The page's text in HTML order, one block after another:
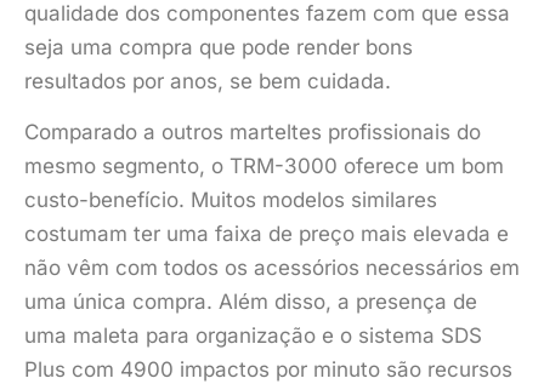
qualidade dos componentes fazem com que essa
seja uma compra que pode render bons
resultados por anos, se bem cuidada.
Comparado a outros marteltes profissionais do
mesmo segmento, o TRM-3000 oferece um bom
custo-benefício. Muitos modelos similares
costumam ter uma faixa de preço mais elevada e
não vêm com todos os acessórios necessários em
uma única compra. Além disso, a presença de
uma maleta para organização e o sistema SDS
Plus com 4900 impactos por minuto são recursos